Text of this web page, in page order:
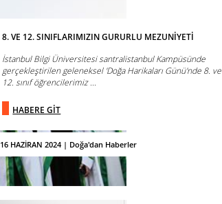
16 HAZİRAN 2024 | Doğa'dan Haberler
8. VE 12. SINIFLARIMIZIN GURURLU MEZUNİYETİ
İstanbul Bilgi Üniversitesi santralistanbul Kampüsünde
gerçekleştirilen geleneksel 'Doğa Harikaları Günü'nde 8. ve
12. sınıf öğrencilerimiz ...
HABERE GİT